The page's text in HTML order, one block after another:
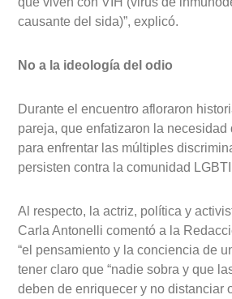
causante del sida)”, explicó.
No a la ideología del odio
Durante el encuentro afloraron
pareja, que enfatizaron la necesidad
para enfrentar las múltiples
persisten contra la comunidad
Al respecto, la actriz, política y
Carla Antonelli comentó a la
“el pensamiento y la conciencia de
tener claro que “nadie sobra y que
deben de enriquecer y no distanciar